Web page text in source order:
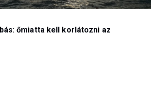
őmiatta kell korlátozni az